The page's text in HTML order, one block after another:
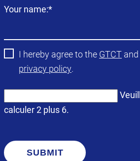
Champ
Your name:*
I hereby agree to the GTCT
privacy policy.
calculer 2 plus 6.
SUBMIT